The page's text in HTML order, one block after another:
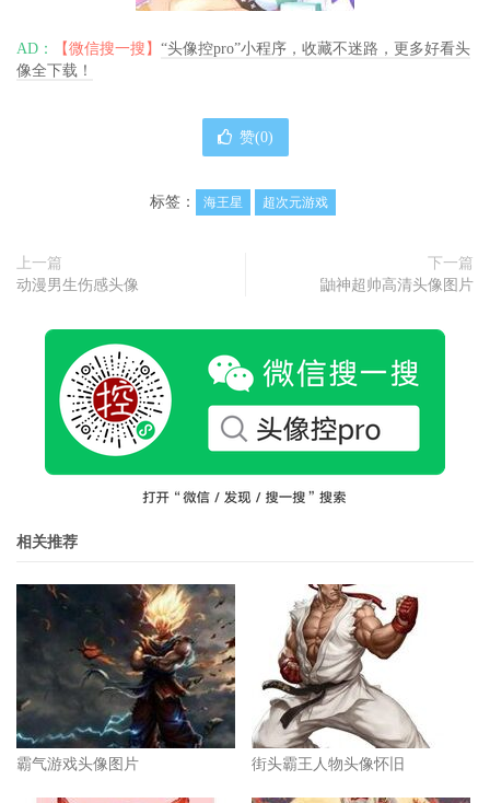
AD： 【微信搜一搜】 “头像控pro”小程序，收藏不迷路，更多好看头
像全下载！
赞(0)
标签： 海王星 超次元游戏
上一篇
动漫男生伤感头像
下一篇
鼬神超帅高清头像图片
相关推荐
霸气游戏头像图片 街头霸王人物头像怀旧